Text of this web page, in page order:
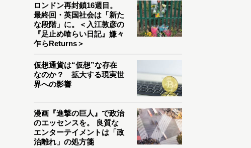
ロンドン再封鎖16週目。
最終回・英国社会は「新た
な段階」に。＜入江敦彦の
『足止め喰らい日記』嫌々
乍らReturns＞
仮想通貨は“仮想”な存在
なのか？ 拡大する現実世
界への影響
漫画『進撃の巨人』で政治
のエッセンスを。 良質な
エンターテイメントは「政
治離れ」の処方箋